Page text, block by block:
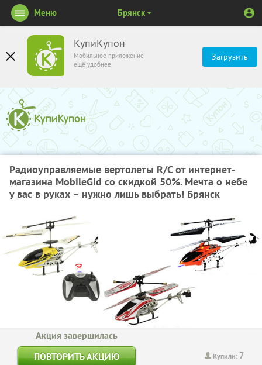
КупиКупон
Мобильное приложение
ещё удобнее
Загрузить
Меню Брянск
Радиоуправляемые вертолеты R/С от интернет-
магазина MobileGid со скидкой 50%. Мечта о небе
у вас в руках – нужно лишь выбрать! Брянск
Купили: 7
Акция завершилась
ПОВТОРИТЬ АКЦИЮ